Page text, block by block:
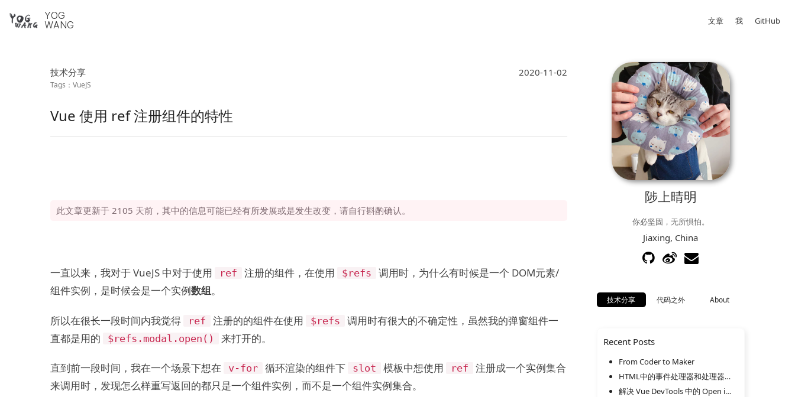
YOG
WANG
文章 我 GitHub
技术分享
VueJS
2020-11-02
Vue 使用 ref 注册组件的特性
此文章更新于 2105 天前，其中的信息可能已经有所发展或是发生改变，请自行斟酌确认。
一直以来，我对于 VueJS 中对于使用 ref 注册的组件，在使用 $refs
调用时，为什么有时候是一个 DOM元素/
组件实例，是时候会是一个实例数组。
所以在很长一段时间内我觉得 ref 注册的的组件在使用 $refs
调用时有很大的不确定性，虽然我的弹窗组件一
直都是用的
$refs.modal.open() 来打开的。
直到前一段时间，我在一个场景下想在 v-for 循环渲染的组件下 slot 模板中想使用 ref
注册成一个实例集合
来调用时，发现怎么样重写返回的都只是一个组件实例，而不是一个组件实例集合。
陟上晴明
你必坚固，无所惧怕。
Jiaxing, China
技术分享 代码之外 About
Recent Posts
From Coder to Maker
HTML中的事件处理器和处理器属性
解决 Vue DevTools 中的 Open in Editor 错误唤起 Notepad 的问题